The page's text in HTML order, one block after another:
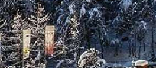
UTILES